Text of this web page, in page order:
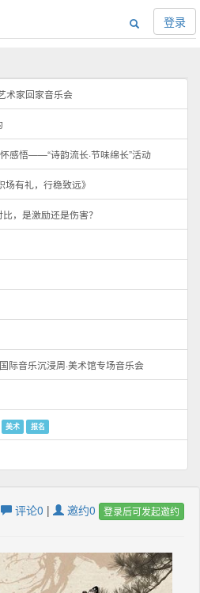
登录
术家回家音乐会
感悟——“诗韵流长·节味绵长”活动
有礼，行稳致远》
，是激励还是伤害？
际音乐沉浸周·美术馆专场音乐会
美术 报名
评论0 | 邀约0 登录后可发起邀约